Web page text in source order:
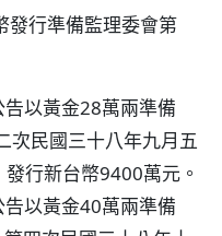
發行準備監理委會第
以黃金28萬兩準備
次民國三十八年九月五
行新台幣9400萬元。
以黃金40萬兩準備